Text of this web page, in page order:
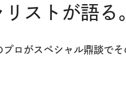
ストが語る
ロがスペシャル鼎談で